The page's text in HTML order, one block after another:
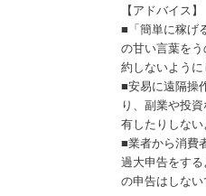
【アドバイス】
■「簡単に稼げ
の甘い言葉を
約しないように
■安易に遠隔操
り、副業や投
有したりしな
■業者から消費
過大申告をす
の申告はしな